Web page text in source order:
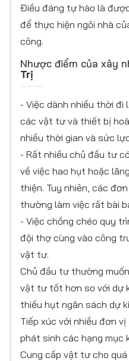
Điều đáng tự hào là
để thực hiện ngôi nhà
công.
Nhược điểm của xây
Trị
- Việc dành nhiều thời đi
các vật tư và thiết bị
nhiều thời gian và sức
- Rất nhiều chủ đầu tư
về việc hao hụt hoặc
thiện. Tuy nhiên, các
thường làm việc rất bài
- Việc chồng chéo quy
đội thợ cùng vào công
vật tư.
Chủ đầu tư thường
vật tư tốt hơn so với dự
thiếu hụt ngân sách dự
Tiếp xúc với nhiều đơn
phát sinh các hạng mục
Cung cấp vật tư cho